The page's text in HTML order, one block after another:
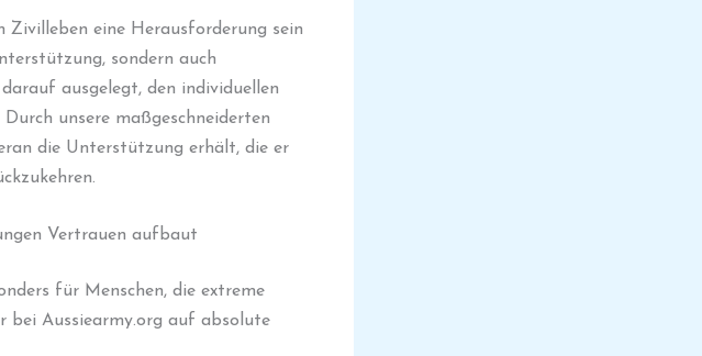
Zivilleben eine Herausforderung sein
sondern auch
ausgelegt, den individuellen
unsere maßgeschneiderten
die Unterstützung erhält, die er
Vertrauen aufbaut
für Menschen, die extreme
bei Aussiearmy.org auf absolute